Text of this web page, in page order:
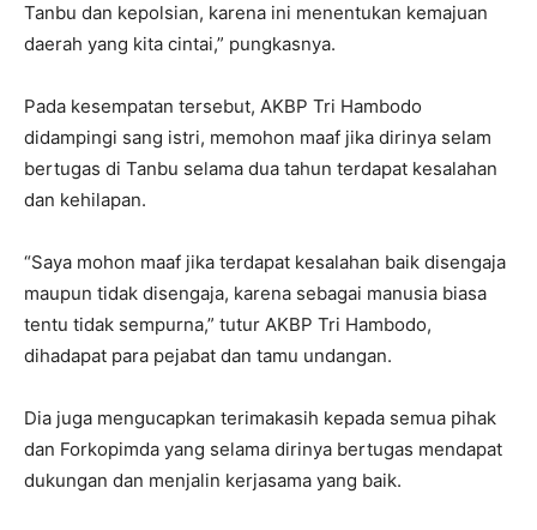
Tanbu dan kepolsian, karena ini menentukan kemajuan
daerah yang kita cintai,” pungkasnya.
Pada kesempatan tersebut, AKBP Tri Hambodo
didampingi sang istri, memohon maaf jika dirinya selam
bertugas di Tanbu selama dua tahun terdapat kesalahan
dan kehilapan.
“Saya mohon maaf jika terdapat kesalahan baik disengaja
maupun tidak disengaja, karena sebagai manusia biasa
tentu tidak sempurna,” tutur AKBP Tri Hambodo,
dihadapat para pejabat dan tamu undangan.
Dia juga mengucapkan terimakasih kepada semua pihak
dan Forkopimda yang selama dirinya bertugas mendapat
dukungan dan menjalin kerjasama yang baik.